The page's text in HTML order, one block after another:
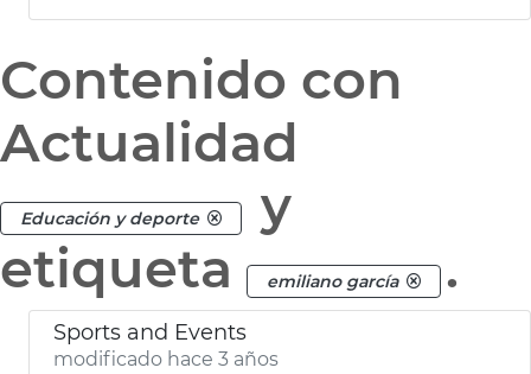
Contenido con
Actualidad
Educación y deporte
y
etiqueta
emiliano garcía .
Sports and Events
modificado hace 3 años